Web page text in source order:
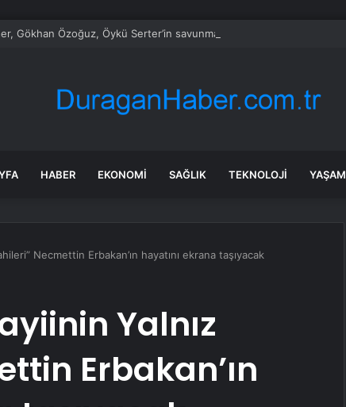
Gökhan Özoğuz, Öykü Serter’in savunmaları aynı
HABER EKONOMI SAĞLIK TEKNOLOJI YAŞAM
Necmettin Erbakan’ın hayatını ekrana taşıyacak
Yalnız
Erbakan’ın